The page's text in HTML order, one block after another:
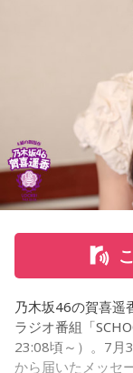
新たな役割を得ら
また、菅井は競
うで、東京都内に
ことがあるという
ッズを購入した経
につながることか
かけた。
さらに、ホースセ
た。大学時代に
を招いた体験会が
に動かすきっかけ
で自信や自己肯定
いう。
乃木坂46の賀喜遥
ラジオ番組「
23:08頃～）。7月
から届いたメッセ